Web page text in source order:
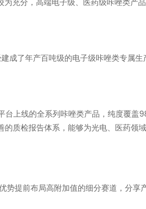
成了年产百吨级的电子级咔唑类专属生
上线的全系列咔唑类产品，纯度覆盖
质检报告体系，能够为光电、医药领
提前布局高附加值的细分赛道，分享